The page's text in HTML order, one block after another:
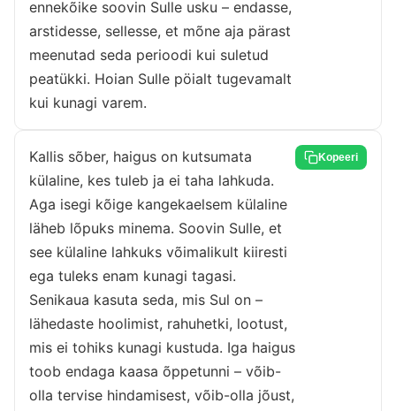
ennekõike soovin Sulle usku – endasse,
arstidesse, sellesse, et mõne aja pärast
meenutad seda perioodi kui suletud
peatükki. Hoian Sulle pöialt tugevamalt
kui kunagi varem.
Kallis sõber, haigus on kutsumata
külaline, kes tuleb ja ei taha lahkuda.
Aga isegi kõige kangekaelsem külaline
läheb lõpuks minema. Soovin Sulle, et
see külaline lahkuks võimalikult kiiresti
ega tuleks enam kunagi tagasi.
Senikaua kasuta seda, mis Sul on –
lähedaste hoolimist, rahuhetki, lootust,
mis ei tohiks kunagi kustuda. Iga haigus
toob endaga kaasa õppetunni – võib-
olla tervise hindamisest, võib-olla jõust,
Kopeeri